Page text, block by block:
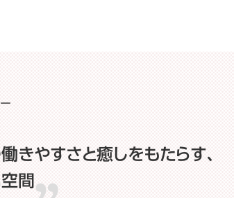
きやすさと癒しをもたらす、
間